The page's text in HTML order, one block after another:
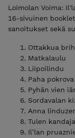
Loimolan Voima:
16-sivuinen
sanoitukset sekä
Ottakkua
Matkalaulu
Liipoilindu
Paha pokrova
Pyhän vien
Sordavalan
Anna
Tulen kandaja
Il’lan